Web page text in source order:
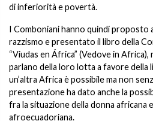
di inferiorità e povertà.
I Comboniani hanno quindi
razzismo e presentato il libro della
“Viudas en África” (Vedove in
parlano della loro lotta a favore della
un’altra Africa è possibile ma non
presentazione ha dato anche la
fra la situazione della donna africana
afroecuadoriana.